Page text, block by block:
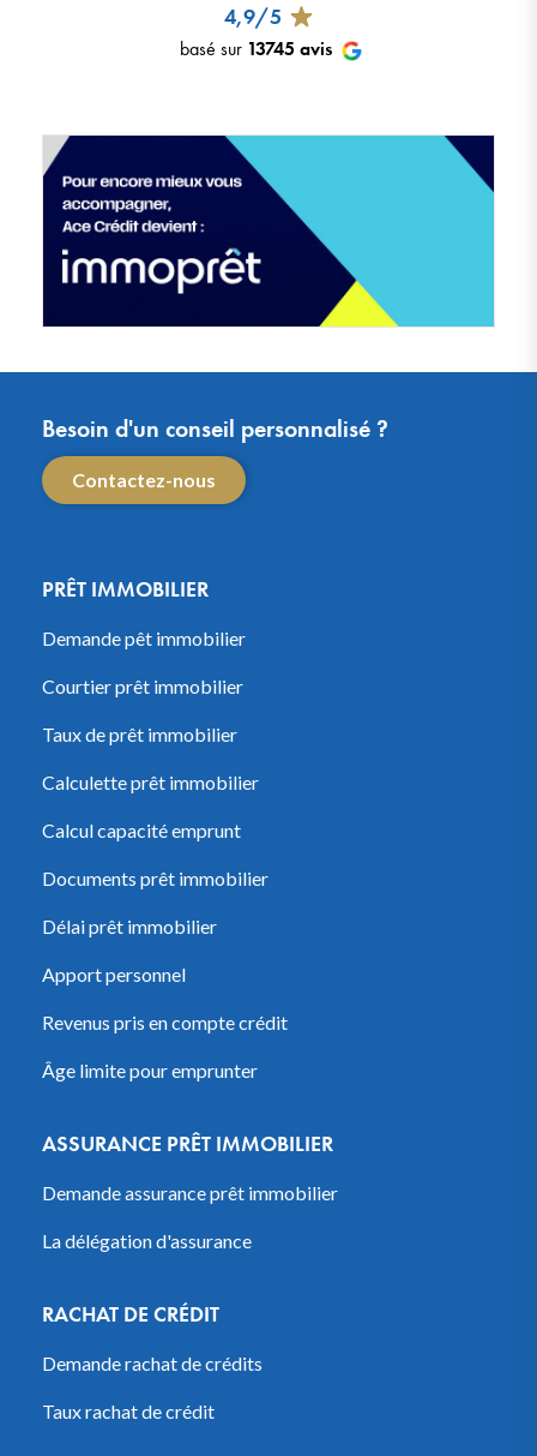
4,9/5
basé sur 13745 avis
Besoin d'un conseil personnalisé ?
Contactez-nous
PRÊT IMMOBILIER
Demande pêt immobilier
Courtier prêt immobilier
Taux de prêt immobilier
Calculette prêt immobilier
Calcul capacité emprunt
Documents prêt immobilier
Délai prêt immobilier
Apport personnel
Revenus pris en compte crédit
Âge limite pour emprunter
ASSURANCE PRÊT IMMOBILIER
Demande assurance prêt immobilier
La délégation d'assurance
RACHAT DE CRÉDIT
Demande rachat de crédits
Taux rachat de crédit